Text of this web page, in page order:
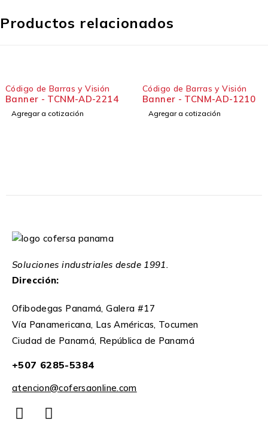
Productos relacionados
Código de Barras y Visión
Banner - TCNM-AD-2214
Agregar a cotización
Código de Barras y Visión
Banner - TCNM-AD-1210
Agregar a cotización
Soluciones industriales desde 1991.
Dirección:
Ofibodegas Panamá, Galera #17
Vía Panamericana, Las Américas, Tocumen
Ciudad de Panamá, República de Panamá
+507 6285-5384
atencion@cofersaonline.com